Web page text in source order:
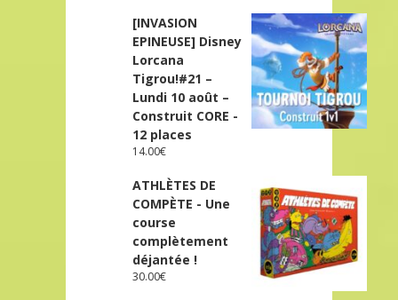
[INVASION
EPINEUSE] Disney
Lorcana
Tigrou!#21 –
Lundi 10 août –
Construit CORE -
12 places
14.00€
ATHLÈTES DE
COMPÈTE - Une
course
complètement
déjantée !
30.00€